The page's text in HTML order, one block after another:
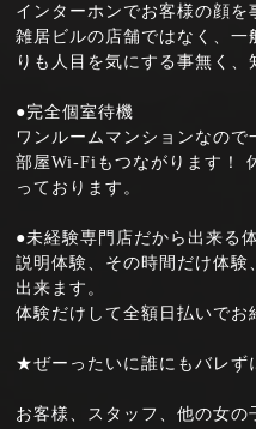
インターホンでお客様の顔を
雑居ビルの店舗ではなく、
りも人目を気にする事無く、
●完全個室待機
ワンルームマンションなの
部屋Wi-Fiもつながります！
っております。
●未経験専門店だから出来る
説明体験、その時間だけ体験
出来ます。
体験だけして全額日払いで
★ぜーったいに誰にもバレず
お客様、スタッフ、他の女の